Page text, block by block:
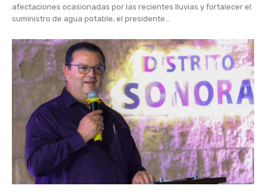
afectaciones ocasionadas por las recientes lluvias y fortalecer el
suministro de agua potable, el presidente...